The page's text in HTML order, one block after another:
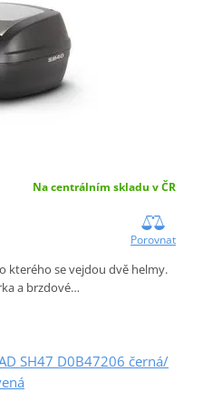
Na centrálním skladu v ČR
Porovnat
kterého se vejdou dvě helmy.
a brzdové…
SH47 D0B47206 černá/